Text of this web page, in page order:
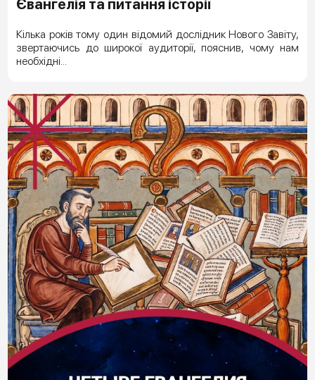
Євангелія та питання історії
Кілька років тому один відомий дослідник Нового Завіту,
звертаючись до широкої аудиторії, пояснив, чому нам
необхідні...